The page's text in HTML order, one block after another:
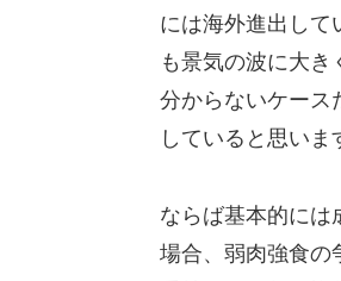
には海外進出して
も景気の波に大
分からないケース
していると思いま
ならば基本的には
場合、弱肉強食の